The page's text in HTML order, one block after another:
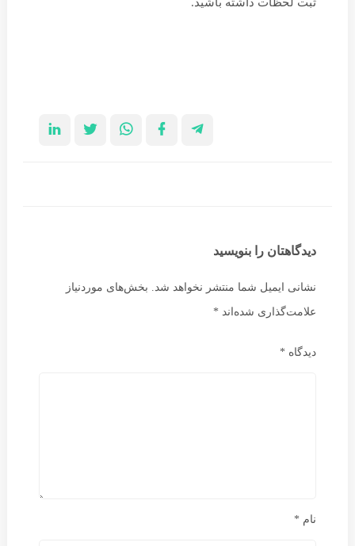
دیدگاهتان را بنویسید
نشانی ایمیل شما منتشر نخواهد شد. بخش‌های موردنیاز
علامت‌گذاری شده‌اند *
دیدگاه *
نام *